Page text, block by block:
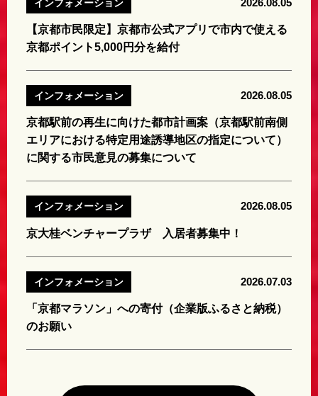
インフォメーション
【京都市民限定】京都市公式アプリで市内で使える
京都ポイント5,000円分を給付
インフォメーション 2026.08.05
京都駅前の再生に向けた都市計画案（京都駅前南側
エリアにおける特定用途誘導地区の指定について）
に関する市民意見の募集について
インフォメーション 2026.08.05
京大桂ベンチャープラザ 入居者募集中！
インフォメーション 2026.07.03
「京都マラソン」への寄付（企業版ふるさと納税）
のお願い